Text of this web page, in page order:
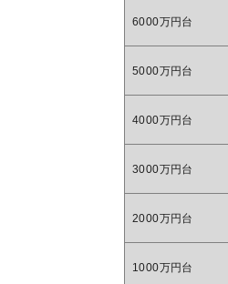
6000万円台
5000万円台
4000万円台
3000万円台
2000万円台
1000万円台